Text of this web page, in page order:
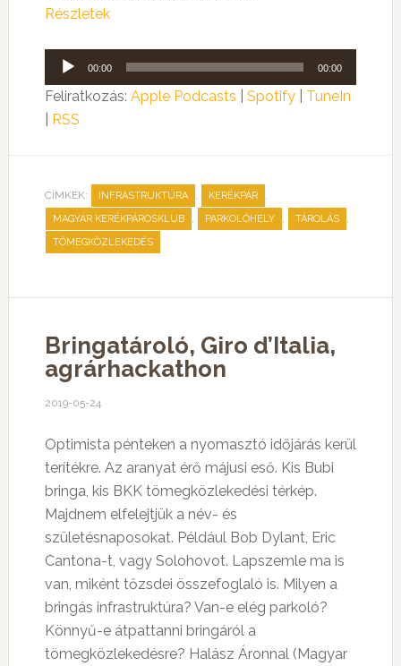
Részletek
Audió
lejátszó
00:00 00:00
Feliratkozás: Apple Podcasts Spotify| TuneIn
RSS
CÍMKÉK: INFRASTRUKTÚRA , KERÉKPÁR ,
MAGYAR KERÉKPÁROSKLUB , PARKOLÓHELY , TÁROLÁS ,
TÖMEGKÖZLEKEDÉS
Bringatároló, Giro d’Italia,
agrárhackathon
2019-05-24
Optimista pénteken a nyomasztó időjárás kerül
terítékre. Az aranyat érő májusi eső. Kis Bubi
bringa, kis BKK tömegközlekedési térkép.
Majdnem elfelejtjük a név- és
születésnaposokat. Például Bob Dylant, Eric
Cantona-t, vagy Solohovot. Lapszemle ma is
van, miként tőzsdei összefoglaló is. Milyen a
bringás infrastruktúra? Van-e elég parkoló?
Könnyű-e átpattanni bringáról a
tömegközlekedésre? Halász Áronnal (Magyar